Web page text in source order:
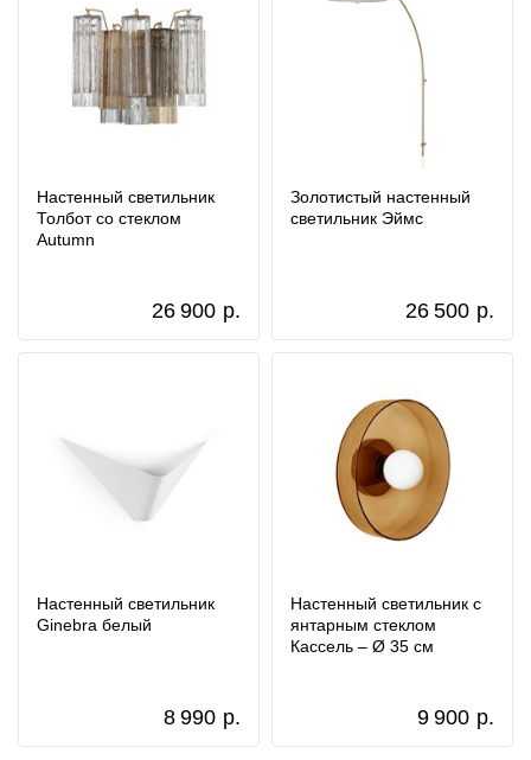
Настенный светильник
Толбот со стеклом
Autumn
26 900 р.
Золотистый настенный
светильник Эймс
26 500 р.
Настенный светильник
Ginebra белый
8 990 р.
Настенный светильник с
янтарным стеклом
Кассель – Ø 35 см
9 900 р.